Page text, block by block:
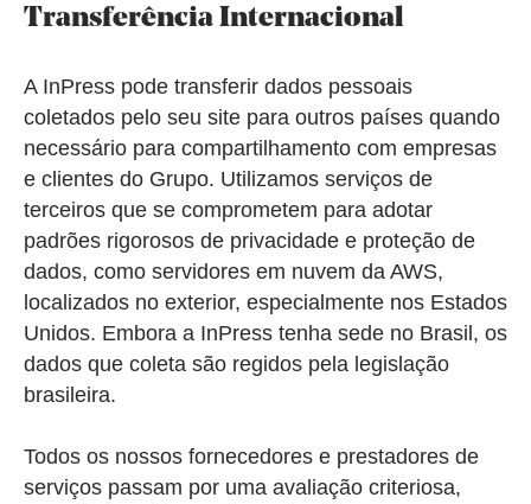
Transferência Internacional
A InPress pode transferir dados pessoais
coletados pelo seu site para outros países quando
necessário para compartilhamento com empresas
e clientes do Grupo. Utilizamos serviços de
terceiros que se comprometem para adotar
padrões rigorosos de privacidade e proteção de
dados, como servidores em nuvem da AWS,
localizados no exterior, especialmente nos Estados
Unidos. Embora a InPress tenha sede no Brasil, os
dados que coleta são regidos pela legislação
brasileira.
Todos os nossos fornecedores e prestadores de
serviços passam por uma avaliação criteriosa,